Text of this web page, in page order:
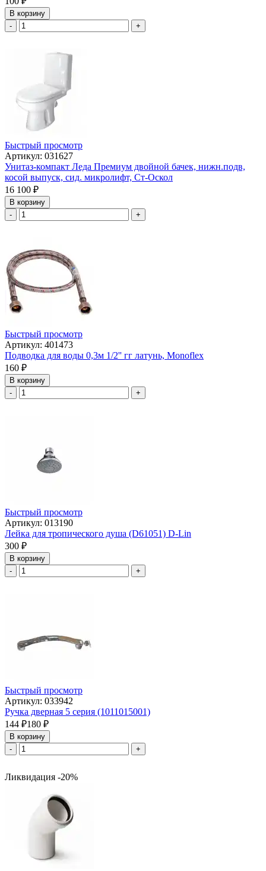
В корзину
-
+
Быстрый просмотр
Артикул: 031627
Унитаз-компакт Леда Премиум двойной бачек, нижн.подв,
косой выпуск, сид. микролифт, Cт-Оскол
16 100 ₽
В корзину
-
+
Быстрый просмотр
Артикул: 401473
Подводка для воды 0,3м 1/2'' гг латунь, Monoflex
160 ₽
В корзину
-
+
Быстрый просмотр
Артикул: 013190
Лейка для тропического душа (D61051) D-Lin
300 ₽
В корзину
-
+
Быстрый просмотр
Артикул: 033942
Ручка дверная 5 серия (1011015001)
144 ₽180 ₽
В корзину
-
+
Ликвидация -20%